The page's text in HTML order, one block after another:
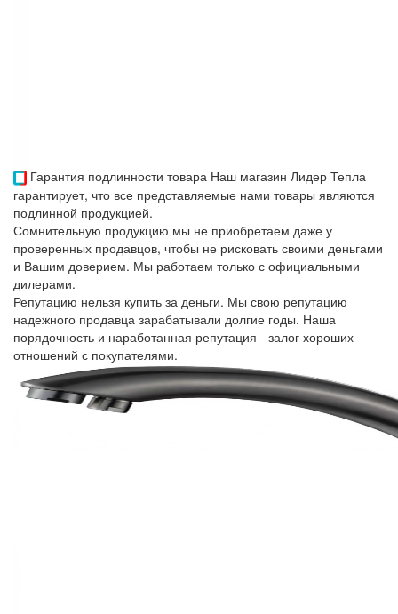
Гарантия подлинности товара Наш магазин Лидер Тепла
гарантирует, что все представляемые нами товары являются
подлинной продукцией.
Сомнительную продукцию мы не приобретаем даже у
проверенных продавцов, чтобы не рисковать своими деньгами
и Вашим доверием. Мы работаем только с официальными
дилерами.
Репутацию нельзя купить за деньги. Мы свою репутацию
надежного продавца зарабатывали долгие годы. Наша
порядочность и наработанная репутация - залог хороших
отношений с покупателями.